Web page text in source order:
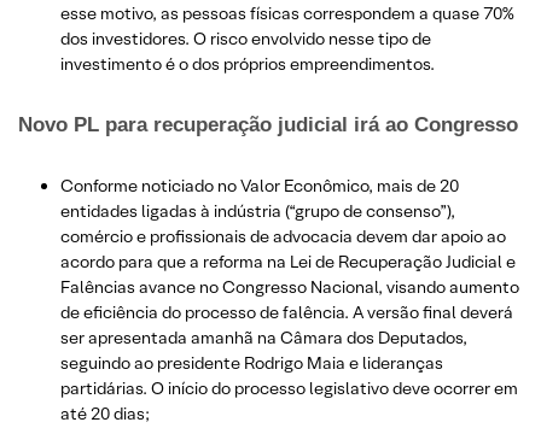
esse motivo, as pessoas físicas correspondem a quase 70%
dos investidores. O risco envolvido nesse tipo de
investimento é o dos próprios empreendimentos.
Novo PL para recuperação judicial irá ao Congresso
Conforme noticiado no Valor Econômico, mais de 20
entidades ligadas à indústria (“grupo de consenso”),
comércio e profissionais de advocacia devem dar apoio ao
acordo para que a reforma na Lei de Recuperação Judicial e
Falências avance no Congresso Nacional, visando aumento
de eficiência do processo de falência. A versão final deverá
ser apresentada amanhã na Câmara dos Deputados,
seguindo ao presidente Rodrigo Maia e lideranças
partidárias. O início do processo legislativo deve ocorrer em
até 20 dias;